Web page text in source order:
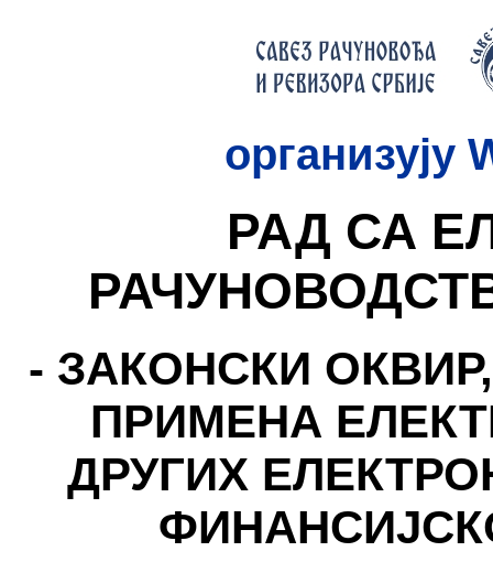
организују
РАД СА
- ЗАКОНСКИ
ПРИМЕНА
ДРУГИХ